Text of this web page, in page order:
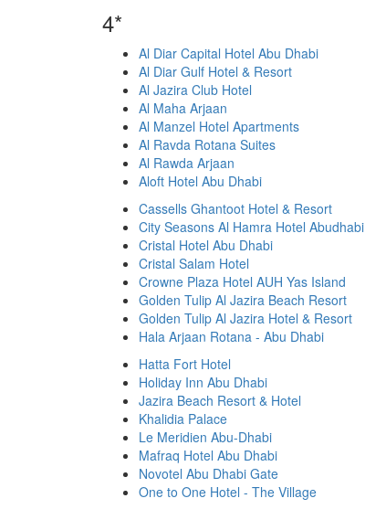
4*
Al Diar Capital Hotel Abu Dhabi
Al Diar Gulf Hotel & Resort
Al Jazira Club Hotel
Al Maha Arjaan
Al Manzel Hotel Apartments
Al Ravda Rotana Suites
Al Rawda Arjaan
Aloft Hotel Abu Dhabi
Cassells Ghantoot Hotel & Resort
City Seasons Al Hamra Hotel Abudhabi
Cristal Hotel Abu Dhabi
Cristal Salam Hotel
Crowne Plaza Hotel AUH Yas Island
Golden Tulip Al Jazira Beach Resort
Golden Tulip Al Jazira Hotel & Resort
Hala Arjaan Rotana - Abu Dhabi
Hatta Fort Hotel
Holiday Inn Abu Dhabi
Jazira Beach Resort & Hotel
Khalidia Palace
Le Meridien Abu-Dhabi
Mafraq Hotel Abu Dhabi
Novotel Abu Dhabi Gate
One to One Hotel - The Village